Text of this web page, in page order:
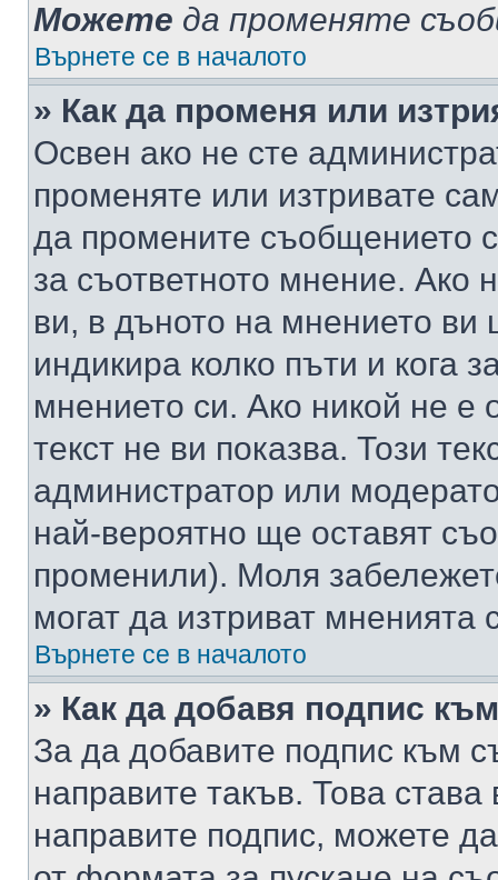
Можете да променяте
Върнете се в началото
» Как да променя или
Освен ако не сте
променяте или изтривате
да промените съобщението
за съответното мнение. Ако
ви, в дъното на мнението ви
индикира колко пъти и кога
мнението си. Ако никой не е
текст не ви показва. Този
администратор или
най-вероятно ще оставят
променили). Моля
могат да изтриват мненията
Върнете се в началото
» Как да добавя подпис
За да добавите подпис към
направите такъв. Това
направите подпис, можете